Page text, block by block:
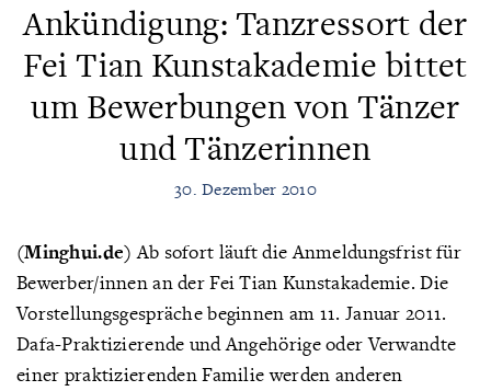
Ankündigung: Tanzressort der
Fei Tian Kunstakademie bittet
um Bewerbungen von Tänzer
und Tänzerinnen
30. Dezember 2010
(Minghui.de) Ab sofort läuft die Anmeldungsfrist für
Bewerber/innen an der Fei Tian Kunstakademie. Die
Vorstellungsgespräche beginnen am 11. Januar 2011.
Dafa-Praktizierende und Angehörige oder Verwandte
einer praktizierenden Familie werden anderen